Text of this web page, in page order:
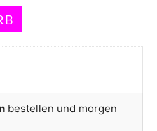
bestellen und morgen